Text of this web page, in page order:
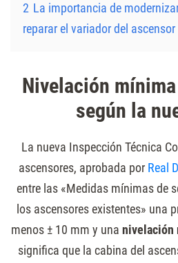
2 La importancia de
reparar el variador del ascensor
Nivelación
según la
La nueva Inspección Técnica
ascensores, aprobada por Real
entre las «Medidas mínimas de
los ascensores existentes» una
menos ± 10 mm y una nivelación
significa que la cabina del